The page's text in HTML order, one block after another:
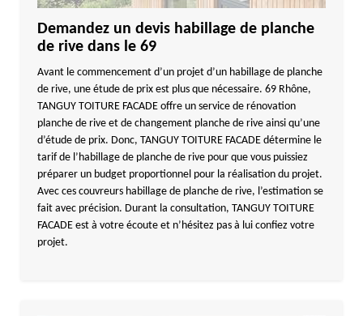
Demandez un devis habillage de planche
de rive dans le 69
Avant le commencement d’un projet d’un habillage de planche
de rive, une étude de prix est plus que nécessaire. 69 Rhône,
TANGUY TOITURE FACADE offre un service de rénovation
planche de rive et de changement planche de rive ainsi qu’une
d’étude de prix. Donc, TANGUY TOITURE FACADE détermine le
tarif de l’habillage de planche de rive pour que vous puissiez
préparer un budget proportionnel pour la réalisation du projet.
Avec ces couvreurs habillage de planche de rive, l’estimation se
fait avec précision. Durant la consultation, TANGUY TOITURE
FACADE est à votre écoute et n’hésitez pas à lui confiez votre
projet.